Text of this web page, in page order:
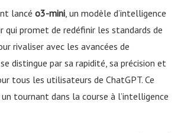
lancé o3-mini , un modèle d’intelligence
promet de redéfinir les standards de
rivaliser avec les avancées de
distingue par sa rapidité, sa précision et
tous les utilisateurs de ChatGPT. Ce
tournant dans la course à l’intelligence